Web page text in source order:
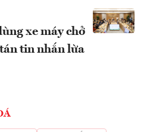
xe máy chở
tin nhắn lừa